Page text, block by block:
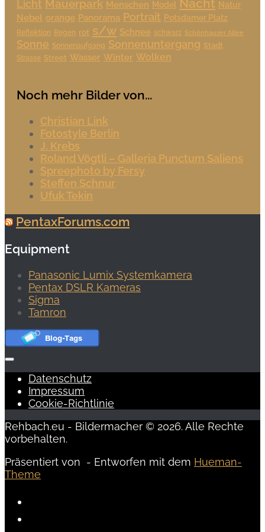
Licht Mauerpark Menschen Model Nacht Natur
Nebel orange Panorama Portrait Potsdamer Platz
Reflektion Regen rot s/w Schnee schwarz Schönhauser Allee
Sonne Sonnenaufgang Sonnenuntergang Stadt
Strasse Street Wasser Winter Wolken
Noch mehr Bilder von...
Christian Link
Fotostyle Berlin
J. Krebs
Roland Vögtli – Galleria Punctum Saliens
Spreephoto by Fersy
Steffen Schnur
Ufuk Tekin
PentaxForums.com
Equipment
Panasonic Lumix Systemkamera
Pentax DSLR Kameras
Sigma
Tamron
Datenschutz
Impressum
Cookie-Richtlinie
Rehbach.eu - Bildermacher © 2026. Alle Rechte
vorbehalten.
Präsentiert von - Entworfen mit dem Hueman-
Theme